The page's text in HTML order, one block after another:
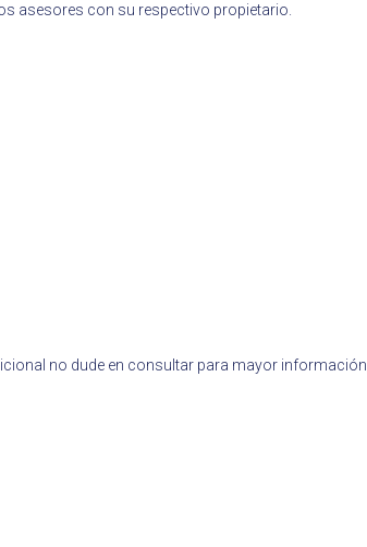
asesores con su respectivo propietario.
no dude en consultar para mayor información.